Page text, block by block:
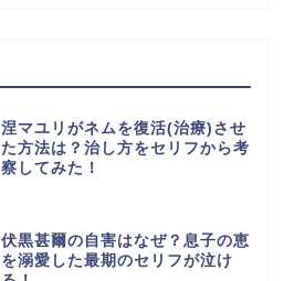
涅マユリがネムを復活(治療)させ
た方法は？治し方をセリフから考
察してみた！
伏黒甚爾の自害はなぜ？息子の恵
を溺愛した最期のセリフが泣け